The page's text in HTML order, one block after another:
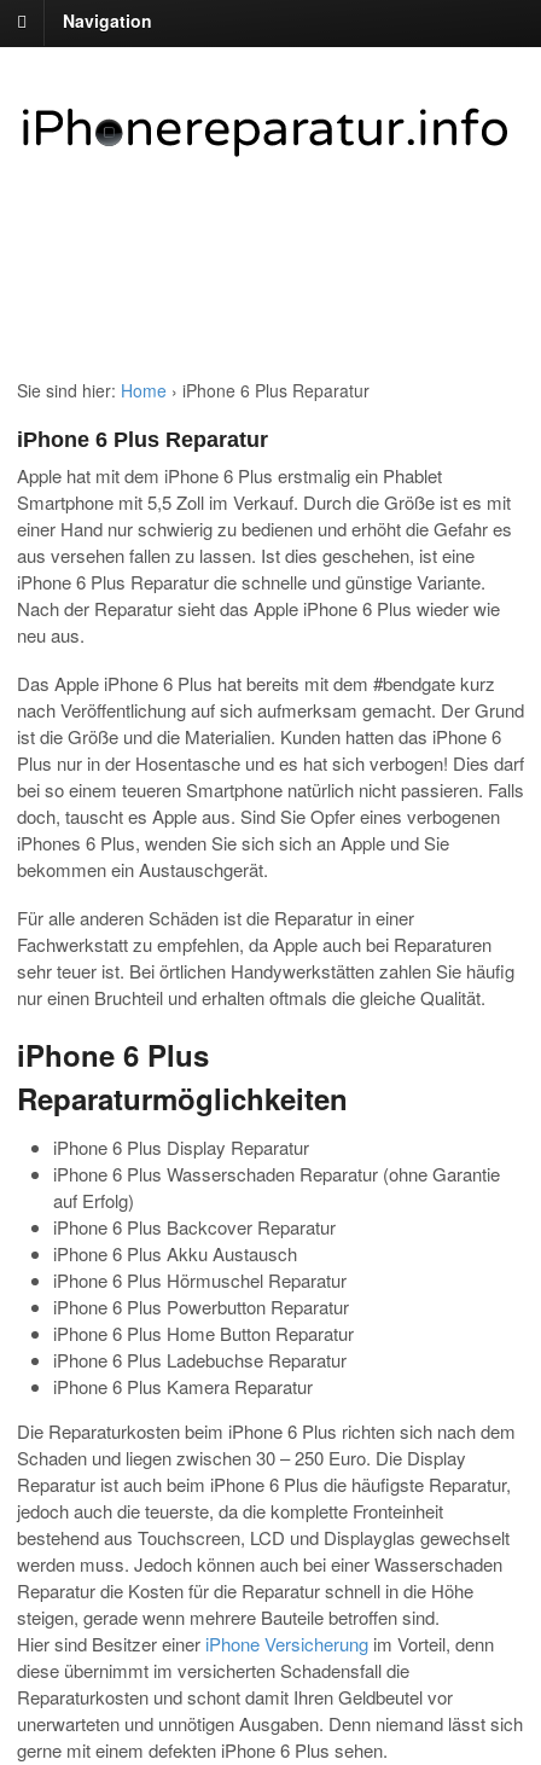
Navigation
Sie sind hier: Home › iPhone 6 Plus Reparatur
iPhone 6 Plus Reparatur
Apple hat mit dem iPhone 6 Plus erstmalig ein Phablet
Smartphone mit 5,5 Zoll im Verkauf. Durch die Größe ist es mit
einer Hand nur schwierig zu bedienen und erhöht die Gefahr es
aus versehen fallen zu lassen. Ist dies geschehen, ist eine
iPhone 6 Plus Reparatur die schnelle und günstige Variante.
Nach der Reparatur sieht das Apple iPhone 6 Plus wieder wie
neu aus.
Das Apple iPhone 6 Plus hat bereits mit dem #bendgate kurz
nach Veröffentlichung auf sich aufmerksam gemacht. Der Grund
ist die Größe und die Materialien. Kunden hatten das iPhone 6
Plus nur in der Hosentasche und es hat sich verbogen! Dies darf
bei so einem teueren Smartphone natürlich nicht passieren. Falls
doch, tauscht es Apple aus. Sind Sie Opfer eines verbogenen
iPhones 6 Plus, wenden Sie sich sich an Apple und Sie
bekommen ein Austauschgerät.
Für alle anderen Schäden ist die Reparatur in einer
Fachwerkstatt zu empfehlen, da Apple auch bei Reparaturen
sehr teuer ist. Bei örtlichen Handywerkstätten zahlen Sie häufig
nur einen Bruchteil und erhalten oftmals die gleiche Qualität.
iPhone 6 Plus
Reparaturmöglichkeiten
iPhone 6 Plus Display Reparatur
iPhone 6 Plus Wasserschaden Reparatur (ohne Garantie
auf Erfolg)
iPhone 6 Plus Backcover Reparatur
iPhone 6 Plus Akku Austausch
iPhone 6 Plus Hörmuschel Reparatur
iPhone 6 Plus Powerbutton Reparatur
iPhone 6 Plus Home Button Reparatur
iPhone 6 Plus Ladebuchse Reparatur
iPhone 6 Plus Kamera Reparatur
Die Reparaturkosten beim iPhone 6 Plus richten sich nach dem
Schaden und liegen zwischen 30 – 250 Euro. Die Display
Reparatur ist auch beim iPhone 6 Plus die häufigste Reparatur,
jedoch auch die teuerste, da die komplette Fronteinheit
bestehend aus Touchscreen, LCD und Displayglas gewechselt
werden muss. Jedoch können auch bei einer Wasserschaden
Reparatur die Kosten für die Reparatur schnell in die Höhe
steigen, gerade wenn mehrere Bauteile betroffen sind.
Hier sind Besitzer einer iPhone Versicherung im Vorteil, denn
diese übernimmt im versicherten Schadensfall die
Reparaturkosten und schont damit Ihren Geldbeutel vor
unerwarteten und unnötigen Ausgaben. Denn niemand lässt sich
gerne mit einem defekten iPhone 6 Plus sehen.